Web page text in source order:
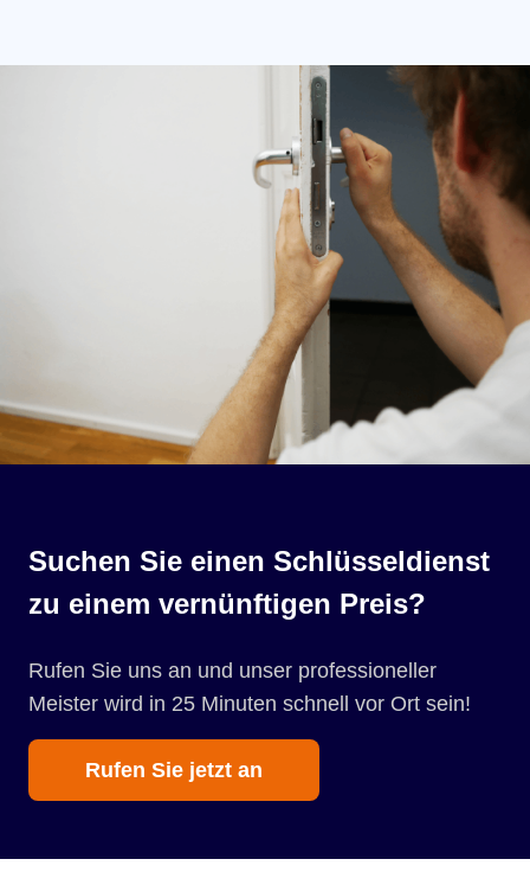
Suchen Sie einen Schlüsseldienst
zu einem vernünftigen Preis?
Rufen Sie uns an und unser professioneller
Meister wird in 25 Minuten schnell vor Ort sein!
Rufen Sie jetzt an